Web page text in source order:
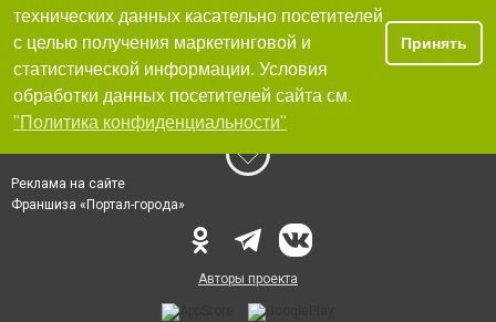
технических данных касательно посетителей
с целью получения маркетинговой и
статистической информации. Условия
обработки данных посетителей сайта см.
"Политика конфиденциальности"
Принять
Реклама на сайте
Франшиза «Портал-города»
Авторы проекта